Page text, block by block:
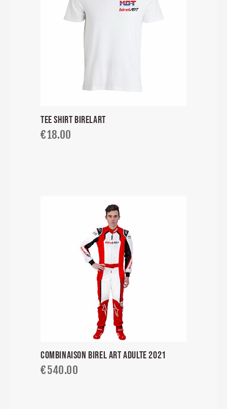
TEE SHIRT BIRELART
€18.00
COMBINAISON BIREL ART ADULTE 2021
€540.00